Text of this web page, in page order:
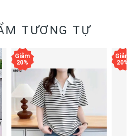
TƯƠNG TỰ